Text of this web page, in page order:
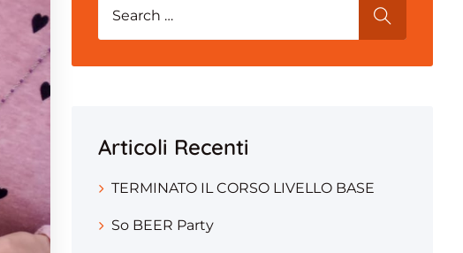
Articoli Recenti
TERMINATO IL CORSO LIVELLO BASE
So BEER Party